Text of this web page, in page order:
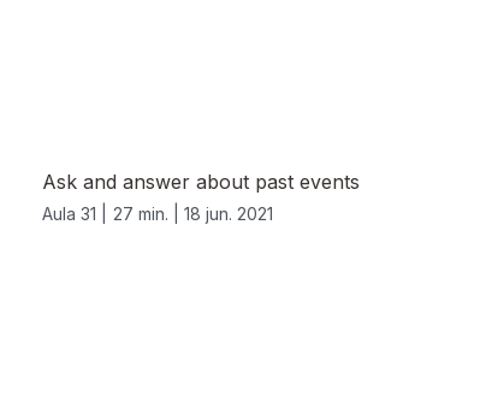
Ask and answer about past events
Aula 31 | 27 min. | 18 jun. 2021